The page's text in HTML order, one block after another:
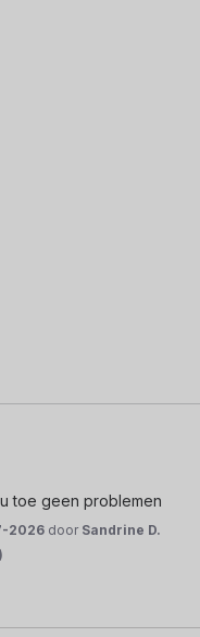
toe geen problemen
2026 door Sandrine D.